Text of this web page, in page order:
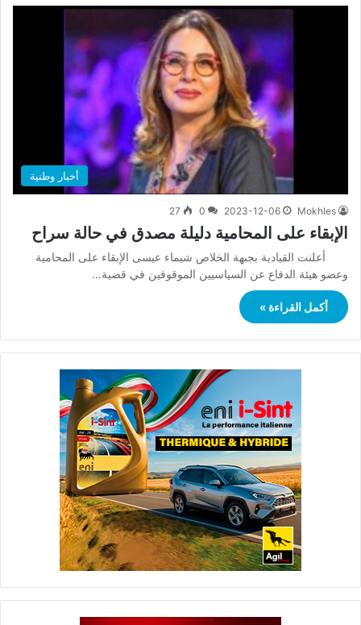
أخبار وطنية
Mokhles
2023-12-06
0
27
الإبقاء على المحامية دليلة مصدق في حالة سراح
أعلنت القيادية بجبهة الخلاص شيماء عيسى الإبقاء على المحامية
وعضو هيئة الدفاع عن السياسيين الموقوفين في قضية…
أكمل القراءة »